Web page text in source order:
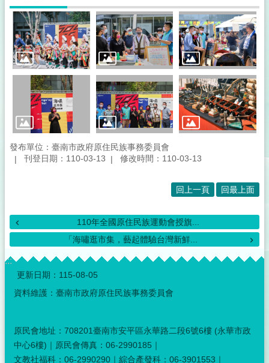
發布單位：臺南市政府原住民族事務委員會
刊登日期：110-03-13
修改時間：110-03-13
回上一頁 回最上面
110年全國原住民族運動會授旗...
「海嘯逛市集，藝起體驗台灣新鮮...
:::
更新日期： 115-08-05
資料維護：臺南市政府原住民族事務委員會
原民會地址：708201臺南市安平區永華路二段6號6樓 (永華市政
中心6樓)｜原民會傳真：06-2990185｜
文教社福科：06-2990290｜綜合產發科：06-3901553｜